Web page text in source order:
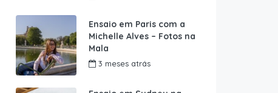
Ensaio em Paris com a
Michelle Alves – Fotos na
Mala
3 meses atrás